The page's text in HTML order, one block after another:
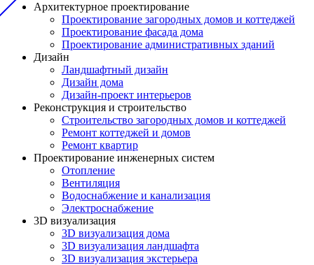
Архитектурное проектирование
Проектирование загородных домов и коттеджей
Проектирование фасада дома
Проектирование административных зданий
Дизайн
Ландшафтный дизайн
Дизайн дома
Дизайн-проект интерьеров
Реконструкция и строительство
Строительство загородных домов и коттеджей
Ремонт коттеджей и домов
Ремонт квартир
Проектирование инженерных систем
Отопление
Вентиляция
Водоснабжение и канализация
Электроснабжение
3D визуализация
3D визуализация дома
3D визуализация ландшафта
3D визуализация экстерьера